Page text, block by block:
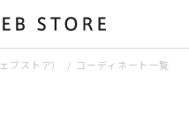
ブストア） コーディネート一覧